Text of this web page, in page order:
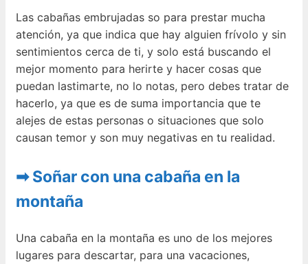
Las cabañas embrujadas so para prestar mucha
atención, ya que indica que hay alguien frívolo y sin
sentimientos cerca de ti, y solo está buscando el
mejor momento para herirte y hacer cosas que
puedan lastimarte, no lo notas, pero debes tratar de
hacerlo, ya que es de suma importancia que te
alejes de estas personas o situaciones que solo
causan temor y son muy negativas en tu realidad.
➡ Soñar con una cabaña en la
montaña
Una cabaña en la montaña es uno de los mejores
lugares para descartar, para una vacaciones,